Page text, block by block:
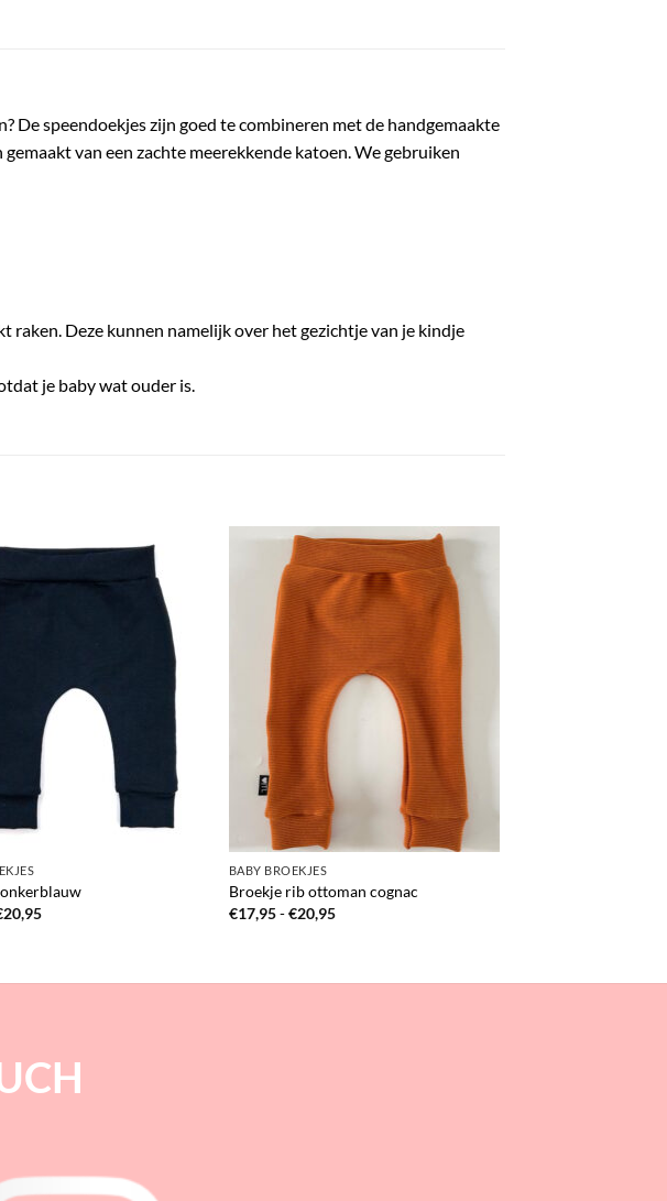
De speendoekjes zijn goed te combineren met de handgemaakte
van een zachte meerekkende katoen. We gebruiken
Deze kunnen namelijk over het gezichtje van je kindje
je baby wat ouder is.
20,95Prijsklasse:
BABY BROEKJES
Broekje rib ottoman cognac
€17,95 - €20,95Prijsklasse: